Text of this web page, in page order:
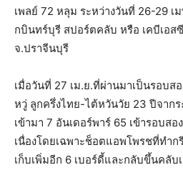
เพลย์ 72 หลุม ระหว่างวันที่ 26-29
กบินทร์บุรี สปอร์ตคลับ หรือ เคบีเอส
จ.ปราจีนบุรี
เมื่อวันที่ 27 เม.ย.ที่ผ่านมาเป็นรอบส
หวู่ ลูกครึ่งไทย-ไต้หวันวัย 23 ปีจาก
เข้ามา 7 อันเดอร์พาร์ 65 เข้ารอบส
เนื่องโดยเฉพาะช็อตแอพโพรชที่ทำก
เก็บเพิ่มอีก 6 เบอร์ดี้และกลับขึ้นคลับ